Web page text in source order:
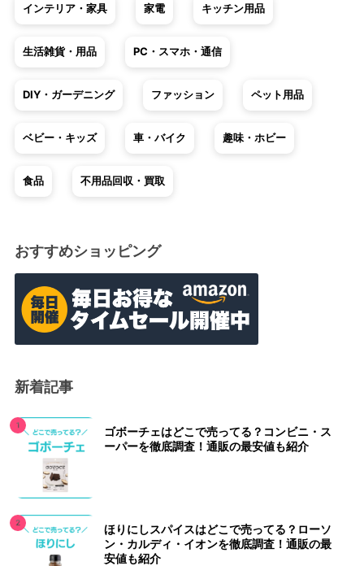
インテリア・家具 家電 キッチン用品
生活雑貨・用品 PC・スマホ・通信
DIY・ガーデニング ファッション ペット用品
ベビー・キッズ 車・バイク 趣味・ホビー
食品 不用品回収・買取
おすすめショッピング
新着記事
ゴボーチェはどこで売ってる？コンビニ・ス
ーパーを徹底調査！通販の最安値も紹介
ほりにしスパイスはどこで売ってる？ローソ
ン・カルディ・イオンを徹底調査！通販の最
安値も紹介